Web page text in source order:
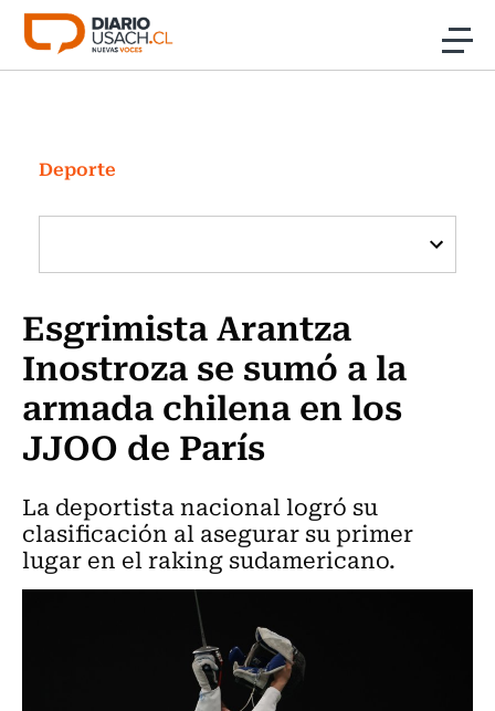
Click acá para ir directamente al contenido
Investigación
Cultura
Programas Radio y TV Usach
Deporte
Esgrimista Arantza
Inostroza se sumó a la
armada chilena en los
JJOO de París
La deportista nacional logró su
clasificación al asegurar su primer
lugar en el raking sudamericano.